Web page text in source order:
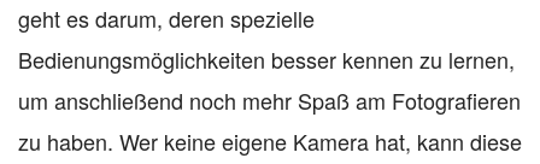
geht es darum, deren spezielle
Bedienungsmöglichkeiten besser kennen zu lernen,
um anschließend noch mehr Spaß am Fotografieren
zu haben. Wer keine eigene Kamera hat, kann diese